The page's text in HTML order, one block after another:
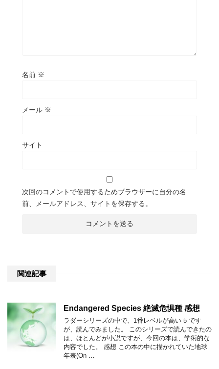
名前 ※
メール ※
サイト
次回のコメントで使用するためブラウザーに自分の名
前、メールアドレス、サイトを保存する。
関連記事
Endangered Species 絶滅危惧種 感想
ラダーシリーズの中で、1番レベルが高い 5 です
が、読んでみました。 このシリーズで読んできたの
は、ほとんどが小説ですが、今回の本は、学術的な
内容でした。 感想 この本の中に描かれていた地球
年表(On …